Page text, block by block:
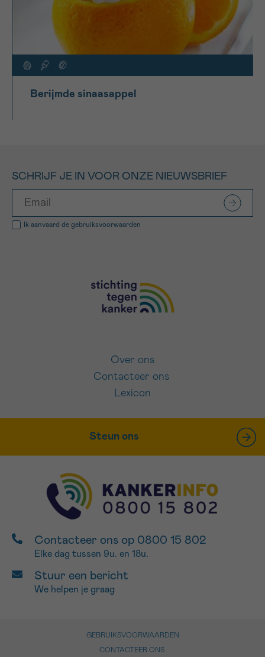
Berijmde sinaasappel
SCHRIJF JE IN VOOR ONZE NIEUWSBRIEF
Ik aanvaard de gebruiksvoorwaarden
Over ons
Contacteer ons
Lexicon
Steun ons
Contacteer ons op 0800 15 802
Elke dag tussen 9u. en 18u.
Stuur een bericht
We helpen je graag
GEBRUIKSVOORWAARDEN
CONTACTEER ONS